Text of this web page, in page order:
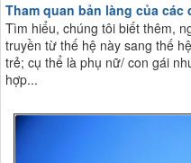
Tham quan bản làng của các
Tìm hiểu, chúng tôi biết thêm,
truyền từ thế hệ này sang thế
trẻ; cụ thể là phụ nữ/ con gái
hợp...